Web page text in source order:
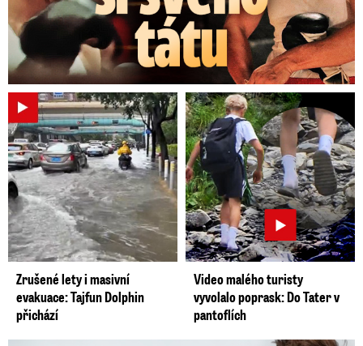
Zrušené lety i masivní
evakuace: Tajfun Dolphin
přichází
Video malého turisty
vyvolalo poprask: Do Tater v
pantoflích